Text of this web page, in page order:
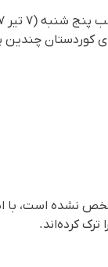
کوردستان چندین
نشدە است، با
کردەاند.